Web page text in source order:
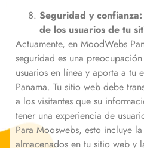
Seguridad y
de los usuarios de tu
Actuamente, en MoodWebs
seguridad es una
usuarios en línea y aporta a tu
Panama. Tu sitio web debe
a los visitantes que su
tener una experiencia de
Para Mooswebs, esto incluye
almacenados en tu sitio web y